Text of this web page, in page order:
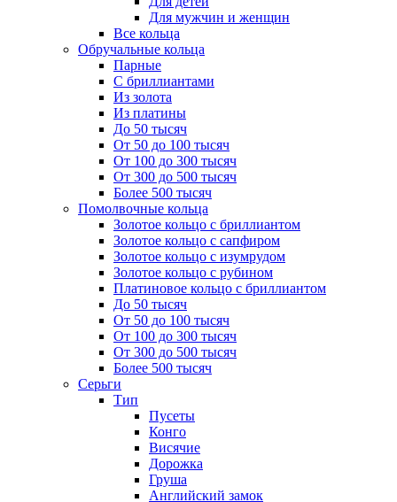
Для мужчин и женщин
Все кольца
Обручальные кольца
Парные
С бриллиантами
Из золота
Из платины
До 50 тысяч
От 50 до 100 тысяч
От 100 до 300 тысяч
От 300 до 500 тысяч
Более 500 тысяч
Помолвочные кольца
Золотое кольцо с бриллиантом
Золотое кольцо с сапфиром
Золотое кольцо с изумрудом
Золотое кольцо с рубином
Платиновое кольцо с бриллиантом
До 50 тысяч
От 50 до 100 тысяч
От 100 до 300 тысяч
От 300 до 500 тысяч
Более 500 тысяч
Серьги
Тип
Пусеты
Конго
Висячие
Дорожка
Груша
Английский замок